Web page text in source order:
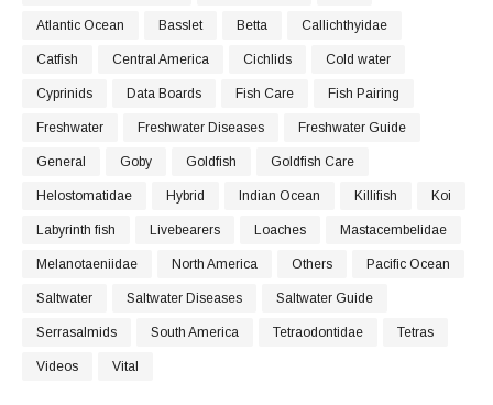
Atlantic Ocean Basslet Betta Callichthyidae
Catfish Central America Cichlids Cold water
Cyprinids Data Boards Fish Care Fish Pairing
Freshwater Freshwater Diseases Freshwater Guide
General Goby Goldfish Goldfish Care
Helostomatidae Hybrid Indian Ocean Killifish Koi
Labyrinth fish Livebearers Loaches Mastacembelidae
Melanotaeniidae North America Others Pacific Ocean
Saltwater Saltwater Diseases Saltwater Guide
Serrasalmids South America Tetraodontidae Tetras
Videos Vital